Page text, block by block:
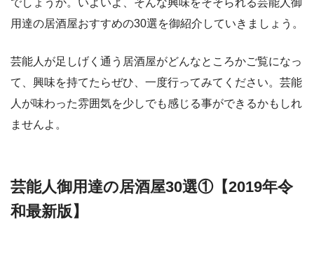
でしょうか。いよいよ、そんな興味をそそられる芸能人御
用達の居酒屋おすすめの30選を御紹介していきましょう。
芸能人が足しげく通う居酒屋がどんなところかご覧になっ
て、興味を持てたらぜひ、一度行ってみてください。芸能
人が味わった雰囲気を少しでも感じる事ができるかもしれ
ませんよ。
芸能人御用達の居酒屋30選①【2019年令
和最新版】